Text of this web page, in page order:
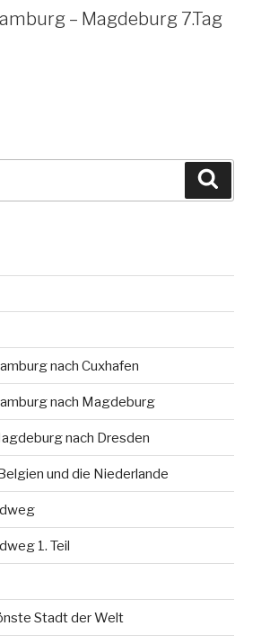
– Magdeburg 7.Tag
nach Cuxhafen
nach Magdeburg
nach Dresden
und die Niederlande
1. Teil
Stadt der Welt